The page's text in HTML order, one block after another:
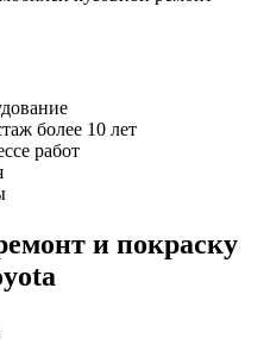
более 10 лет
работ
и покраску